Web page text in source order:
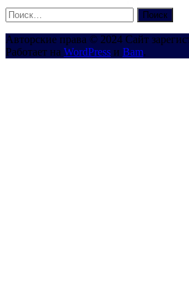
Найти:
Авторские права © 2024 Сайт
Работает на WordPress и Bam.